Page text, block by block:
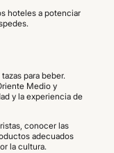
hoteles a potenciar
para beber.
Medio y
y la experiencia de
conocer las
adecuados
la cultura.